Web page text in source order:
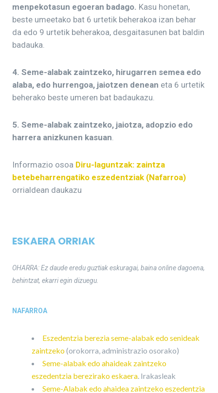
menpekotasun egoeran badago. Kasu honetan,
beste umeetako bat 6 urtetik beherakoa izan behar
da edo 9 urtetik beherakoa, desgaitasunen bat baldin
badauka.
4. Seme-alabak zaintzeko, hirugarren semea edo
alaba, edo hurrengoa, jaiotzen denean eta 6 urtetik
beherako beste umeren bat badaukazu.
5. Seme-alabak zaintzeko, jaiotza, adopzio edo
harrera anizkunen kasuan.
Informazio osoa Diru-laguntzak: zaintza
betebeharrengatiko eszedentziak (Nafarroa)
orrialdean daukazu
ESKAERA ORRIAK
OHARRA: Ez daude eredu guztiak eskuragai, baina online dagoena,
behintzat, ekarri egin dizuegu.
NAFARROA
Eszedentzia berezia seme-alabak edo senideak
zaintzeko(orokorra, administrazio osorako)
Seme-alabak edo ahaideak zaintzeko
eszedentzia berezirako eskaera. Irakasleak
Seme-Alabak edo ahaidea zaintzeko eszedentzia